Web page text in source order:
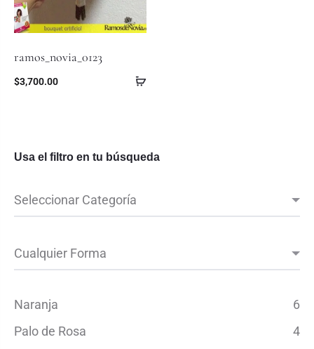
ramos_novia_0123
$3,700.00
Usa el filtro en tu búsqueda
Naranja
6
Palo de Rosa
4